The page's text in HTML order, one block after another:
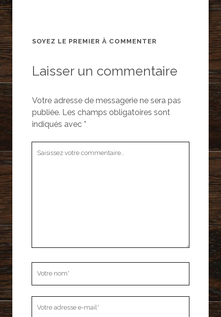
SOYEZ LE PREMIER À COMMENTER
Laisser un commentaire
Votre adresse de messagerie ne sera pas
publiée. Les champs obligatoires sont
indiqués avec *